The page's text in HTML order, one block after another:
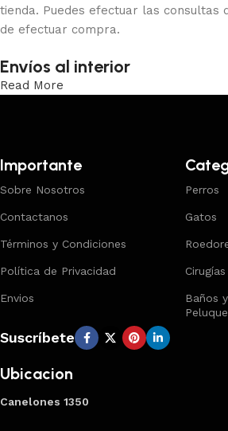
tienda. Puedes efectuar las consultas
de efectuar compra.
Envíos al interior
Read More
Importante
Sobre Nosotros
Contactanos
Términos y Condiciones
Política de Privacidad
Envios
Perros
Gatos
Cirugías
Baños y
Suscríbete
Ubicacion
Canelones 1350